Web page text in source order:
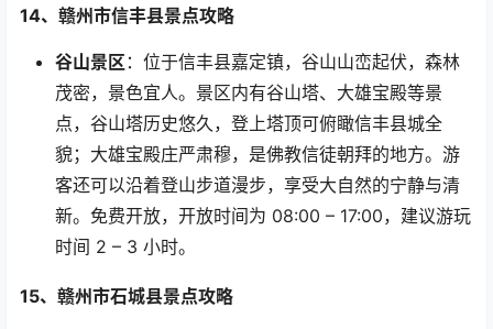
14、赣州市信丰县景点攻略
谷山景区 ：位于信丰县嘉定镇，谷山山峦起伏，森林
茂密，景色宜人。景区内有谷山塔、大雄宝殿等景
点，谷山塔历史悠久，登上塔顶可俯瞰信丰县城全
貌；大雄宝殿庄严肃穆，是佛教信徒朝拜的地方。游
客还可以沿着登山步道漫步，享受大自然的宁静与清
新。免费开放，开放时间为 08:00 – 17:00，建议游玩
时间 2 – 3 小时。
15、赣州市石城县景点攻略